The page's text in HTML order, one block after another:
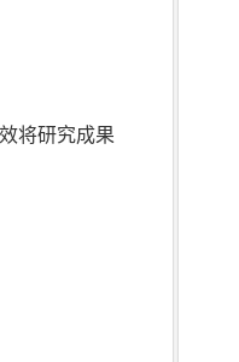
将研究成果